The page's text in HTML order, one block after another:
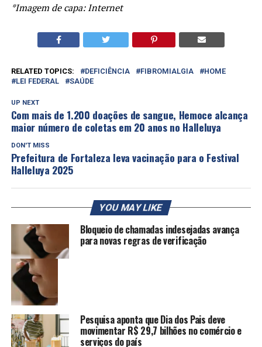
*Imagem de capa: Internet
RELATED TOPICS: DEFICIÊNCIA FIBROMIALGIA
HOME
LEI FEDERAL
SAÚDE
UP NEXT
Com mais de 1.200 doações de sangue, Hemoce alcança
maior número de coletas em 20 anos no Halleluya
DON'T MISS
Prefeitura de Fortaleza leva vacinação para o Festival
Halleluya 2025
YOU MAY LIKE
Bloqueio de chamadas indesejadas avança
para novas regras de verificação
Pesquisa aponta que Dia dos Pais deve
movimentar R$ 29,7 bilhões no comércio e
serviços do país